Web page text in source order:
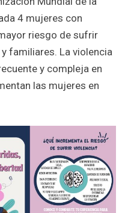
4 mujeres con
riesgo de sufrir
familiares. La violencia
y compleja en
las mujeres en